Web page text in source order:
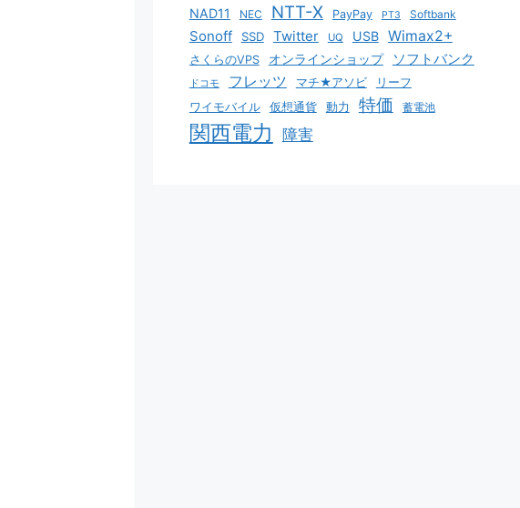
NAD11 NEC NTT-X PayPay PT3 Softbank
Sonoff SSD Twitter UQ USB Wimax2+
さくらのVPS オンラインショップ ソフトバンク
ドコモ フレッツ マチ★アソビ
リーフ
ワイモバイル
仮想通貨 動力 特価 蓄電池
関西電力 障害